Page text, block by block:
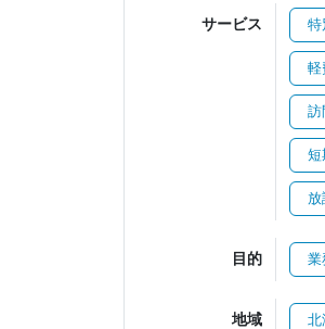
サービス 特
軽
訪
短
放
目的 業
地域 北